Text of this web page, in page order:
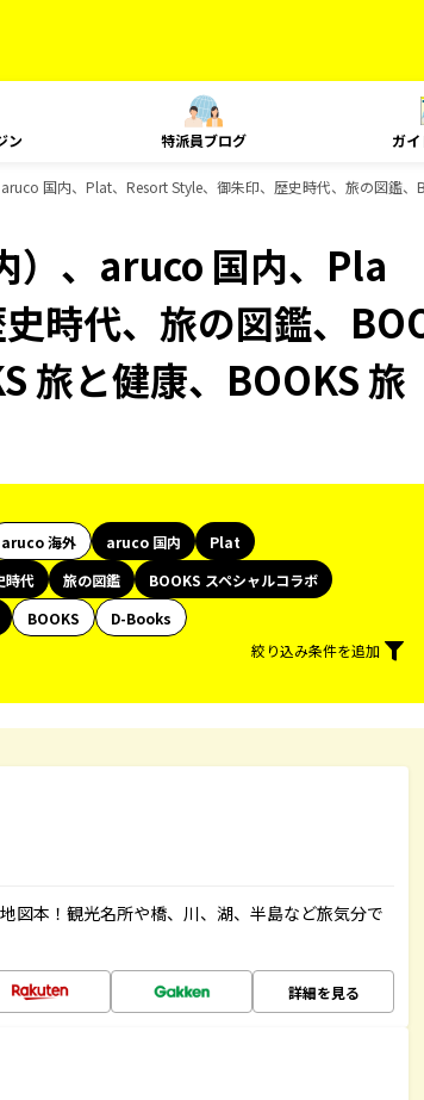
ン 特派員ブログ ガ
国内、Plat、Resort Style、御朱印、歴史時代、旅の図鑑
）、aruco 国内、Pla
時代、旅の図鑑、
旅と健康、BOOKS 旅
aruco 海外 aruco 国内
Plat
時代 旅の図鑑
BOOKS スペシャルコラボ
BOOKS
D-Books
絞り込み条件を追加
図本！観光名所や橋、川、湖、半島など旅気分で
詳細を見る